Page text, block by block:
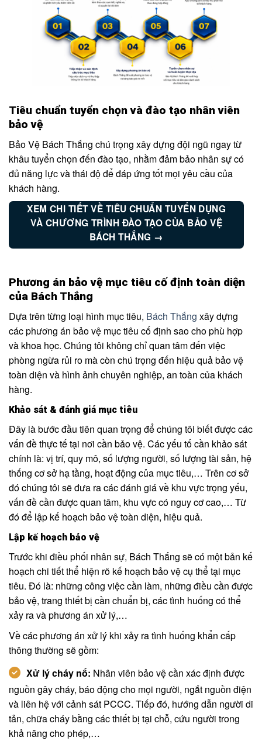
Tiêu chuẩn tuyển chọn và đào tạo nhân viên
bảo vệ
Bảo Vệ Bách Thắng chú trọng xây dựng đội ngũ ngay từ
khâu tuyển chọn đến đào tạo, nhằm đảm bảo nhân sự có
đủ năng lực và thái độ để đáp ứng tốt mọi yêu cầu của
khách hàng.
XEM CHI TIẾT VỀ TIÊU CHUẨN TUYỂN DỤNG
VÀ CHƯƠNG TRÌNH ĐÀO TẠO CỦA BẢO VỆ
BÁCH THẮNG →
Phương án bảo vệ mục tiêu cố định toàn diện
của Bách Thắng
Dựa trên từng loại hình mục tiêu, Bách Thắng xây dựng
các phương án bảo vệ mục tiêu cố định sao cho phù hợp
và khoa học. Chúng tôi không chỉ quan tâm đến việc
phòng ngừa rủi ro mà còn chú trọng đến hiệu quả bảo vệ
toàn diện và hình ảnh chuyên nghiệp, an toàn của khách
hàng.
Khảo sát & đánh giá mục tiêu
Đây là bước đầu tiên quan trọng để chúng tôi biết được các
vấn đề thực tế tại nơi cần bảo vệ. Các yếu tố cần khảo sát
chính là: vị trí, quy mô, số lượng người, số lượng tài sản, hệ
thống cơ sở hạ tầng, hoạt động của mục tiêu,… Trên cơ sở
đó chúng tôi sẽ đưa ra các đánh giá về khu vực trọng yếu,
vấn đề cần được quan tâm, khu vực có nguy cơ cao,… Từ
đó để lập kế hoạch bảo vệ toàn diện, hiệu quả.
Lập kế hoạch bảo vệ
Trước khi điều phối nhân sự, Bách Thắng sẽ có một bản kế
hoạch chi tiết thể hiện rõ kế hoạch bảo vệ cụ thể tại mục
tiêu. Đó là: những công việc cần làm, những điều cần được
bảo vệ, trang thiết bị cần chuẩn bị, các tình huống có thể
xảy ra và phương án xử lý,…
Về các phương án xử lý khi xảy ra tình huống khẩn cấp
thông thường sẽ gồm:
Xử lý cháy nổ: Nhân viên bảo vệ cần xác định được
nguồn gây cháy, báo động cho mọi người, ngắt nguồn điện
và liên hệ với cảnh sát PCCC. Tiếp đó, hướng dẫn người di
tản, chữa cháy bằng các thiết bị tại chỗ, cứu người trong
khả năng cho phép,…